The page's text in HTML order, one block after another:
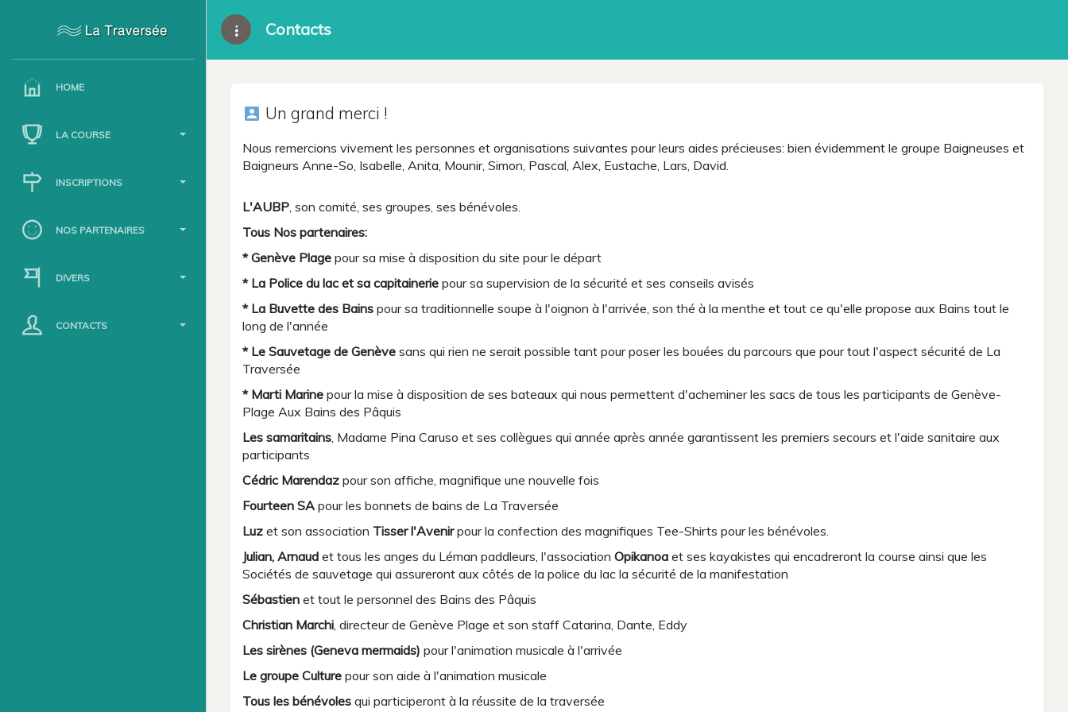
HOME
LA COURSE
INSCRIPTIONS
NOS PARTENAIRES
DIVERS
CONTACTS
Contacts
account_box Un grand merci !
Nous remercions vivement les personnes et organisations suivantes pour leurs aides précieuses: bien évidemment le groupe Baigneuses et
Baigneurs Anne-So, Isabelle, Anita, Mounir, Simon, Pascal, Alex, Eustache, Lars, David.
L'AUBP, son comité, ses groupes, ses bénévoles.
Tous Nos partenaires:
* Genève Plage pour sa mise à disposition du site pour le départ
* La Police du lac et sa capitainerie pour sa supervision de la sécurité et ses conseils avisés
* La Buvette des Bains pour sa traditionnelle soupe à l'oignon à l'arrivée, son thé à la menthe et tout ce qu'elle propose aux Bains tout le
long de l'année
* Le Sauvetage de Genève sans qui rien ne serait possible tant pour poser les bouées du parcours que pour tout l'aspect sécurité de La
Traversée
* Marti Marine pour la mise à disposition de ses bateaux qui nous permettent d'acheminer les sacs de tous les participants de Genève-
Plage Aux Bains des Pâquis
Les samaritains, Madame Pina Caruso et ses collègues qui année après année garantissent les premiers secours et l'aide sanitaire aux
participants
Cédric Marendaz pour son affiche, magnifique une nouvelle fois
Fourteen SA pour les bonnets de bains de La Traversée
Luz et son association Tisser l'Avenirpour la confection des magnifiques Tee-Shirts pour les bénévoles.
Julian, Arnaud et tous les anges du Léman paddleurs, l'association Opikanoa et ses kayakistes qui encadreront la course ainsi que les
Sociétés de sauvetage qui assureront aux côtés de la police du lac la sécurité de la manifestation
Sébastien et tout le personnel des Bains des Pâquis
Christian Marchi, directeur de Genève Plage et son staff Catarina, Dante, Eddy
Les sirènes (Geneva mermaids) pour l'animation musicale à l'arrivée
Le groupe Culture pour son aide à l'animation musicale
Tous les bénévoles qui participeront à la réussite de la traversée